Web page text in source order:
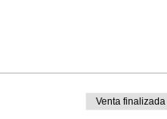
Venta finalizada